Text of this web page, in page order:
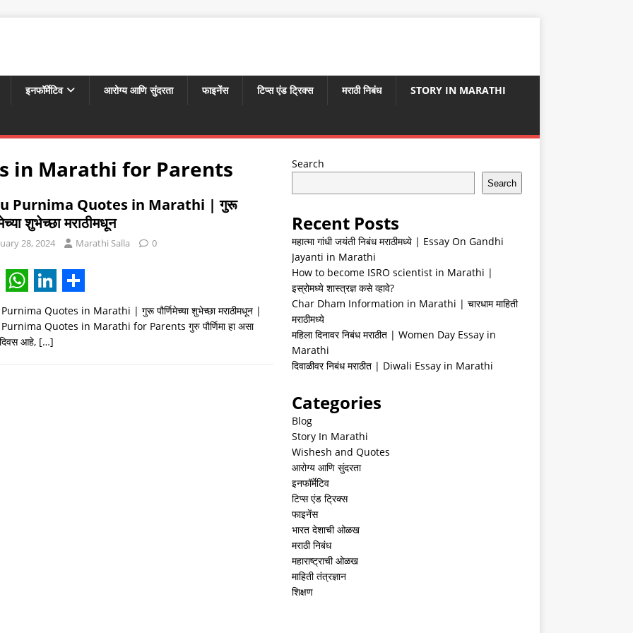
इनफॉर्मेटिव आरोग्य आणि सुंदरता फाइनेंस टिप्स एंड ट्रिक्स मराठी निबंध STORY IN MARATHI
in Marathi for Parents
Purnima Quotes in Marathi | गुरू
शुभेच्छा मराठीमधून
28, 2024 Marathi Salla 0
W
h
a
L
i
n
S
h
Quotes in Marathi | गुरू पौर्णिमेच्या शुभेच्छा मराठीमधून |
Quotes in Marathi for Parents गुरु पौर्णिमा हा असा
आहे, […]
Search
Search
Recent Posts
महात्मा गांधी जयंती निबंध मराठीमध्ये | Essay On Gandhi
Jayanti in Marathi
How to become ISRO scientist in Marathi |
इस्रोमध्ये शास्त्रज्ञ कसे व्हावे?
Char Dham Information in Marathi | चारधाम माहिती
मराठीमध्ये
महिला दिनावर निबंध मराठीत | Women Day Essay in
Marathi
दिवाळीवर निबंध मराठीत | Diwali Essay in Marathi
Categories
Blog
Story In Marathi
Wishesh and Quotes
आरोग्य आणि सुंदरता
इनफॉर्मेटिव
टिप्स एंड ट्रिक्स
फाइनेंस
भारत देशाची ओळख
मराठी निबंध
महाराष्ट्राची ओळख
माहिती तंत्रज्ञान
शिक्षण